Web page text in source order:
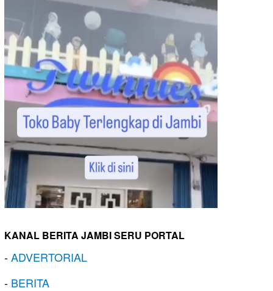
KANAL BERITA JAMBI SERU PORTAL
-ADVERTORIAL
- BERITA